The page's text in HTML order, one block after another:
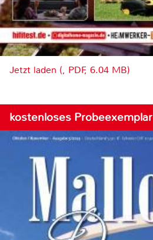
Jetzt laden (, PDF, 6.04 MB)
kostenloses Probeexemplar